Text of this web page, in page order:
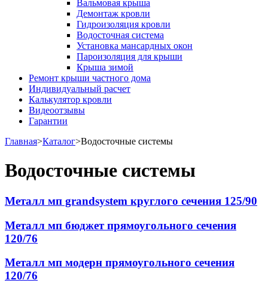
Вальмовая крыша
Демонтаж кровли
Гидроизоляция кровли
Водосточная система
Установка мансардных окон
Пароизоляция для крыши
Крыша зимой
Ремонт крыши частного дома
Индивидуальный расчет
Калькулятор кровли
Видеоотзывы
Гарантии
Главная>Каталог>Водосточные системы
Водосточные системы
Металл мп grandsystem круглого сечения 125/90
Металл мп бюджет прямоугольного сечения
120/76
Металл мп модерн прямоугольного сечения
120/76